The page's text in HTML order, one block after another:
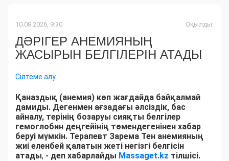
10.08.2026, 9:30 Оқылды:
ДӘРІГЕР АНЕМИЯНЫҢ
ЖАСЫРЫН БЕЛГІЛЕРІН АТАДЫ
Сілтеме алу
Қаназдық (анемия) көп жағдайда байқалмай
дамиды. Дегенмен ағзадағы әлсіздік, бас
айналу, терінің бозаруы сияқты белгілер
гемоглобин деңгейінің төмендегенінен хабар
беруі мүмкін. Терапевт Зарема Тен анемияның
жиі еленбей қалатын жеті негізгі белгісін
атады, - деп хабарлайды Massaget.kz тілшісі.